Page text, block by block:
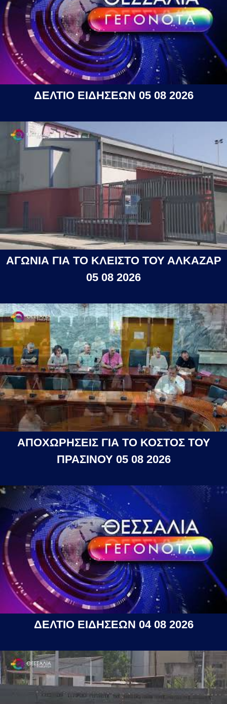
ΔΕΛΤΙΟ ΕΙΔΗΣΕΩΝ 05 08 2026
ΑΓΩΝΙΑ ΓΙΑ ΤΟ ΚΛΕΙΣΤΟ ΤΟΥ ΑΛΚΑΖΑΡ
05 08 2026
ΑΠΟΧΩΡΗΣΕΙΣ ΓΙΑ ΤΟ ΚΟΣΤΟΣ ΤΟΥ
ΠΡΑΣΙΝΟΥ 05 08 2026
ΔΕΛΤΙΟ ΕΙΔΗΣΕΩΝ 04 08 2026